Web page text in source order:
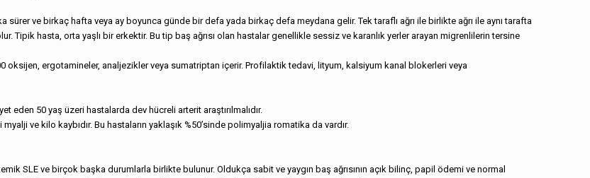
sürer ve birkaç hafta veya ay boyunca günde bir defa yada birkaç defa meydana gelir. Tek taraflı ağrı ile birlikte ağrı ile aynı tarafta
Tipik hasta, orta yaşlı bir erkektir. Bu tip baş ağrısı olan hastalar genellikle sessiz ve karanlık yerler arayan migrenlilerin tersine
oksijen, ergotamineler, analjezikler veya sumatriptan içerir. Profilaktik tedavi, lityum, kalsiyum kanal blokerleri veya
eden 50 yaş üzeri hastalarda dev hücreli arterit araştırılmalıdır.
ve kilo kaybıdır. Bu hastaların yaklaşık %50’sinde polimyaljia romatika da vardır.
SLE ve birçok başka durumlarla birlikte bulunur. Oldukça sabit ve yaygın baş ağrısının açık bilinç, papil ödemi ve normal